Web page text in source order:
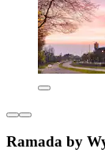
Ramada by